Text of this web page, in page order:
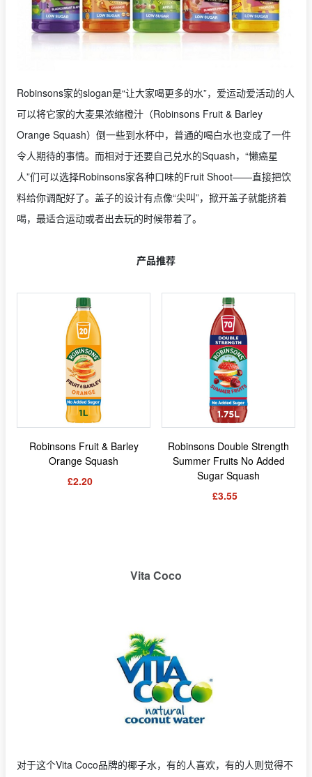
Robinsons家的slogan是“让大家喝更多的水”，爱运动爱活动的人
可以将它家的大麦果浓缩橙汁（Robinsons Fruit & Barley
Orange Squash）倒一些到水杯中，普通的喝白水也变成了一件
令人期待的事情。而相对于还要自己兑水的Squash，“懒癌星
人”们可以选择Robinsons家各种口味的Fruit Shoot——直接把饮
料给你调配好了。盖子的设计有点像“尖叫”，掀开盖子就能挤着
喝，最适合运动或者出去玩的时候带着了。
产品推荐
Robinsons Fruit & Barley
Orange Squash
£2.20
Robinsons Double Strength
Summer Fruits No Added
Sugar Squash
£3.55
Vita Coco
对于这个Vita Coco品牌的椰子水，有的人喜欢，有的人则觉得不